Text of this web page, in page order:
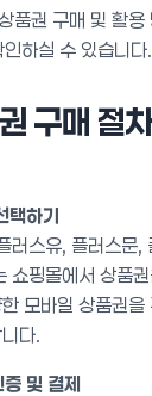
품권 구매 및 활
하실 수 있습니다.
구매 절
택하기
러스유, 플러스문,
쇼핑몰에서 상품
모바일 상품권
다.
및 결제